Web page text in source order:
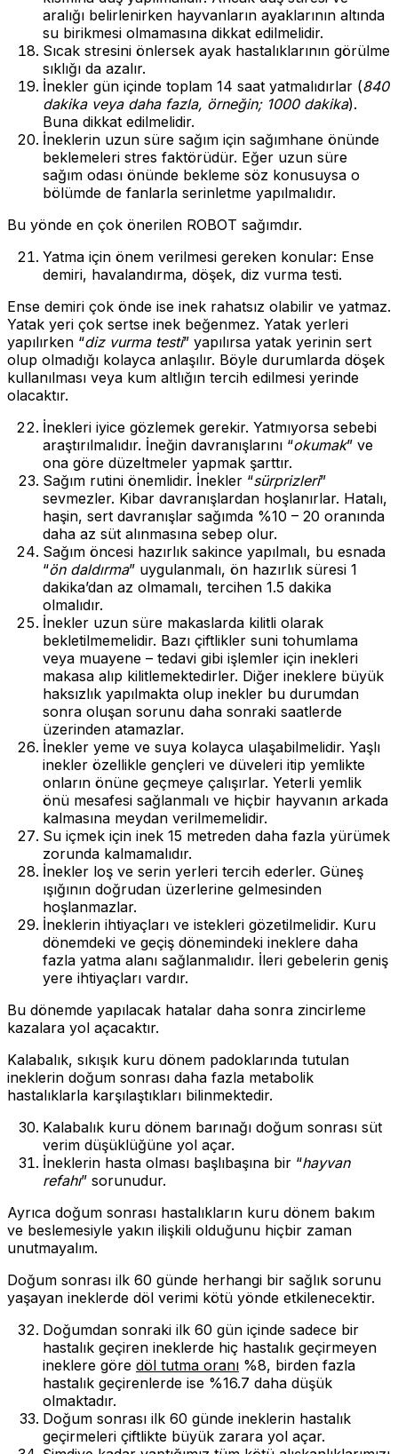
aralığı belirlenirken hayvanların ayaklarının altında
su birikmesi olmamasına dikkat edilmelidir.
Sıcak stresini önlersek ayak hastalıklarının görülme
sıklığı da azalır.
İnekler gün içinde toplam 14 saat yatmalıdırlar (840
dakika veya daha fazla, örneğin; 1000 dakika).
Buna dikkat edilmelidir.
İneklerin uzun süre sağım için sağımhane önünde
beklemeleri stres faktörüdür. Eğer uzun süre
sağım odası önünde bekleme söz konusuysa o
bölümde de fanlarla serinletme yapılmalıdır.
Bu yönde en çok önerilen ROBOT sağımdır.
Yatma için önem verilmesi gereken konular: Ense
demiri, havalandırma, döşek, diz vurma testi.
Ense demiri çok önde ise inek rahatsız olabilir ve yatmaz.
Yatak yeri çok sertse inek beğenmez. Yatak yerleri
yapılırken “diz vurma testi” yapılırsa yatak yerinin sert
olup olmadığı kolayca anlaşılır. Böyle durumlarda döşek
kullanılması veya kum altlığın tercih edilmesi yerinde
olacaktır.
İnekleri iyice gözlemek gerekir. Yatmıyorsa sebebi
araştırılmalıdır. İneğin davranışlarını “okumak” ve
ona göre düzeltmeler yapmak şarttır.
Sağım rutini önemlidir. İnekler “sürprizleri”
sevmezler. Kibar davranışlardan hoşlanırlar. Hatalı,
haşin, sert davranışlar sağımda %10 – 20 oranında
daha az süt alınmasına sebep olur.
Sağım öncesi hazırlık sakince yapılmalı, bu esnada
“ön daldırma” uygulanmalı, ön hazırlık süresi 1
dakika’dan az olmamalı, tercihen 1.5 dakika
olmalıdır.
İnekler uzun süre makaslarda kilitli olarak
bekletilmemelidir. Bazı çiftlikler suni tohumlama
veya muayene – tedavi gibi işlemler için inekleri
makasa alıp kilitlemektedirler. Diğer ineklere büyük
haksızlık yapılmakta olup inekler bu durumdan
sonra oluşan sorunu daha sonraki saatlerde
üzerinden atamazlar.
İnekler yeme ve suya kolayca ulaşabilmelidir. Yaşlı
inekler özellikle gençleri ve düveleri itip yemlikte
onların önüne geçmeye çalışırlar. Yeterli yemlik
önü mesafesi sağlanmalı ve hiçbir hayvanın arkada
kalmasına meydan verilmemelidir.
Su içmek için inek 15 metreden daha fazla yürümek
zorunda kalmamalıdır.
İnekler loş ve serin yerleri tercih ederler. Güneş
ışığının doğrudan üzerlerine gelmesinden
hoşlanmazlar.
İneklerin ihtiyaçları ve istekleri gözetilmelidir. Kuru
dönemdeki ve geçiş dönemindeki ineklere daha
fazla yatma alanı sağlanmalıdır. İleri gebelerin geniş
yere ihtiyaçları vardır.
Bu dönemde yapılacak hatalar daha sonra zincirleme
kazalara yol açacaktır.
Kalabalık, sıkışık kuru dönem padoklarında tutulan
ineklerin doğum sonrası daha fazla metabolik
hastalıklarla karşılaştıkları bilinmektedir.
Kalabalık kuru dönem barınağı doğum sonrası süt
verim düşüklüğüne yol açar.
İneklerin hasta olması başlıbaşına bir “hayvan
refahı” sorunudur.
Ayrıca doğum sonrası hastalıkların kuru dönem bakım
ve beslemesiyle yakın ilişkili olduğunu hiçbir zaman
unutmayalım.
Doğum sonrası ilk 60 günde herhangi bir sağlık sorunu
yaşayan ineklerde döl verimi kötü yönde etkilenecektir.
Doğumdan sonraki ilk 60 gün içinde sadece bir
hastalık geçiren ineklerde hiç hastalık geçirmeyen
ineklere göre döl tutma oranı %8, birden fazla
hastalık geçirenlerde ise %16.7 daha düşük
olmaktadır.
Doğum sonrası ilk 60 günde ineklerin hastalık
geçirmeleri çiftlikte büyük zarara yol açar.